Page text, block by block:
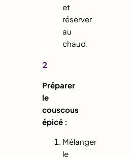
et
réserver
au
chaud.
2
Préparer
le
couscous
épicé :
Mélanger
le